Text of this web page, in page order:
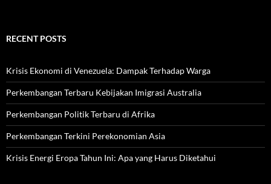
RECENT POSTS
Krisis Ekonomi di Venezuela: Dampak Terhadap Warga
Perkembangan Terbaru Kebijakan Imigrasi Australia
Perkembangan Politik Terbaru di Afrika
Perkembangan Terkini Perekonomian Asia
Krisis Energi Eropa Tahun Ini: Apa yang Harus Diketahui